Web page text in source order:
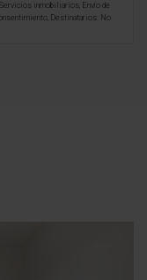
inmobiliarios, Envío de
Destinatarios: No